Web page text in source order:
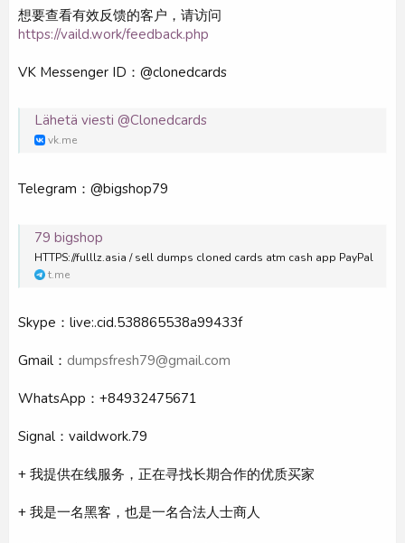
想要查看有效反馈的客户，请访问
https://vaild.work/feedback.php
VK Messenger ID：@clonedcards
Lähetä viesti @Clonedcards
vk.me
Telegram：@bigshop79
79 bigshop
HTTPS://fulllz.asia / sell dumps cloned cards atm cash app PayPal
t.me
Skype：live:.cid.538865538a99433f
Gmail： dumpsfresh79@gmail.com
WhatsApp：+84932475671
Signal：vaildwork.79
+ 我提供在线服务，正在寻找长期合作的优质买家
+ 我是一名黑客，也是一名合法人士商人